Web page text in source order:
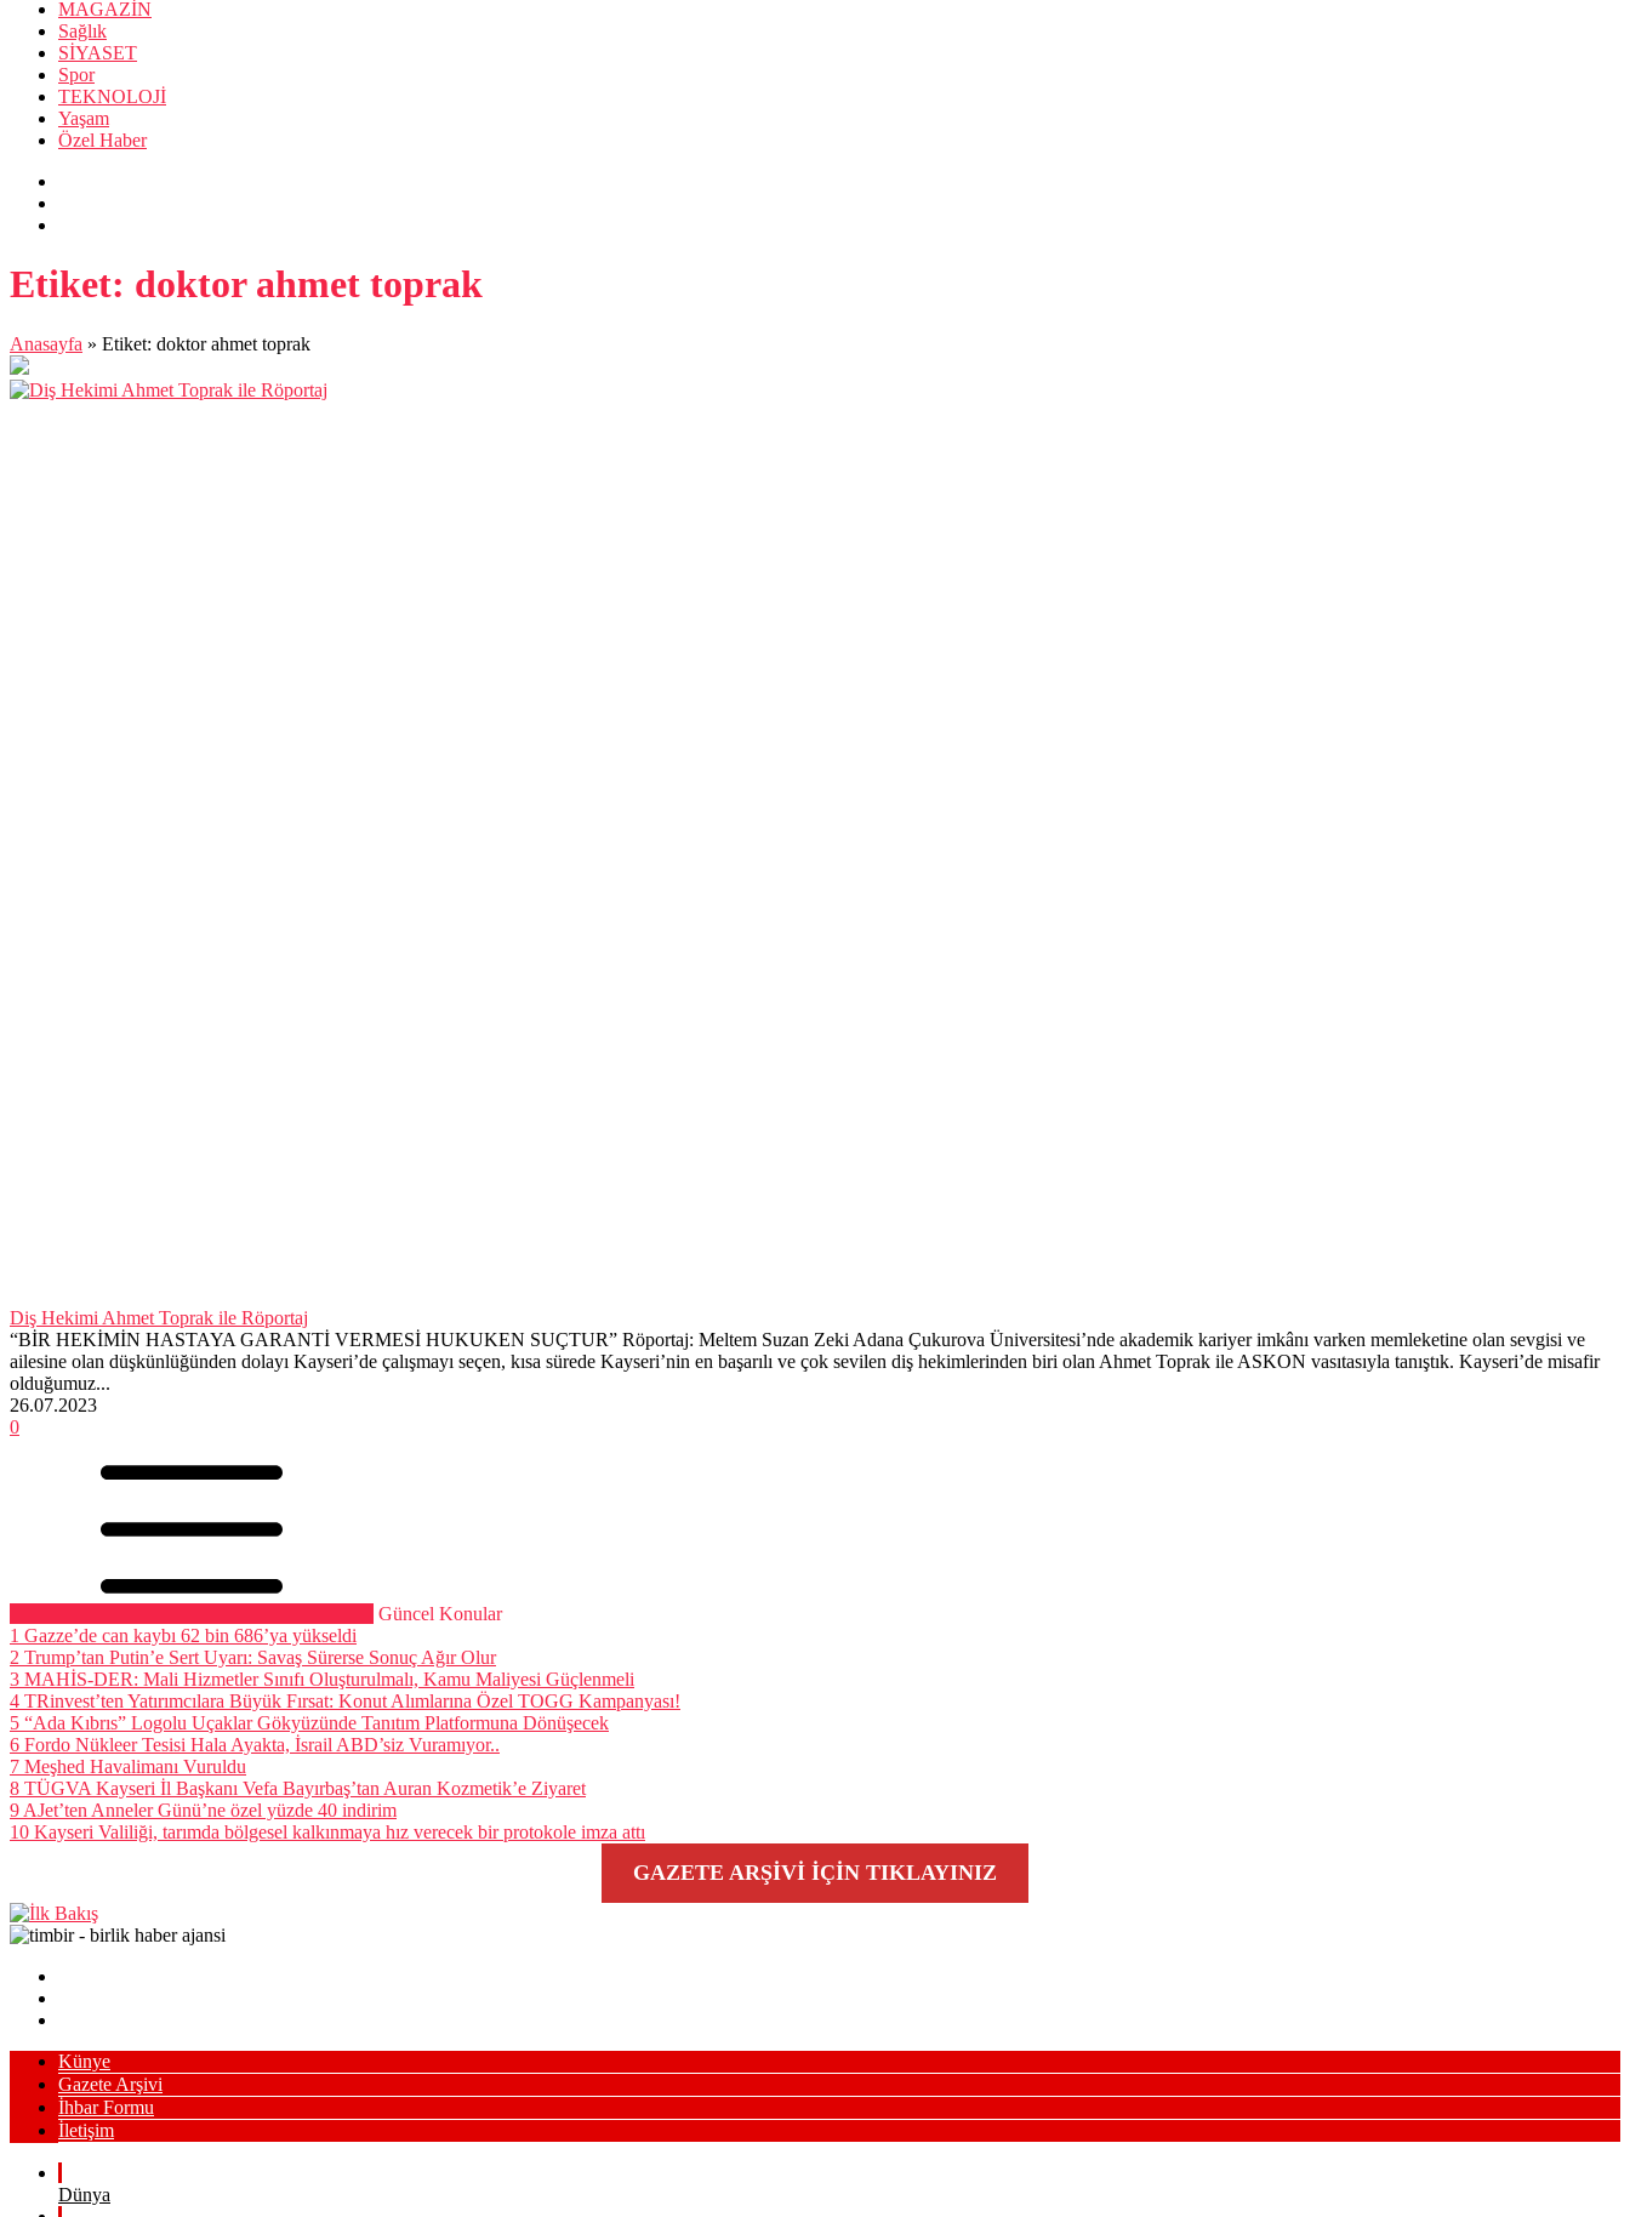
MAGAZİN
Sağlık
SİYASET
Spor
TEKNOLOJİ
Yaşam
Özel Haber
Etiket: doktor ahmet toprak
Anasayfa » Etiket: doktor ahmet toprak
Diş Hekimi Ahmet Toprak ile Röportaj
“BİR HEKİMİN HASTAYA GARANTİ VERMESİ HUKUKEN SUÇTUR” Röportaj: Meltem Suzan Zeki Adana Çukurova Üniversitesi’nde akademik kariyer imkânı varken memleketine olan sevgisi ve
ailesine olan düşkünlüğünden dolayı Kayseri’de çalışmayı seçen, kısa sürede Kayseri’nin en başarılı ve çok sevilen diş hekimlerinden biri olan Ahmet Toprak ile ASKON vasıtasıyla tanıştık. Kayseri’de misafir
olduğumuz...
26.07.2023
0
Güncel Konular
1 Gazze’de can kaybı 62 bin 686’ya yükseldi
2 Trump’tan Putin’e Sert Uyarı: Savaş Sürerse Sonuç Ağır Olur
3 MAHİS-DER: Mali Hizmetler Sınıfı Oluşturulmalı, Kamu Maliyesi Güçlenmeli
4 TRinvest’ten Yatırımcılara Büyük Fırsat: Konut Alımlarına Özel TOGG Kampanyası!
5 “Ada Kıbrıs” Logolu Uçaklar Gökyüzünde Tanıtım Platformuna Dönüşecek
6 Fordo Nükleer Tesisi Hala Ayakta, İsrail ABD’siz Vuramıyor..
7 Meşhed Havalimanı Vuruldu
8 TÜGVA Kayseri İl Başkanı Vefa Bayırbaş’tan Auran Kozmetik’e Ziyaret
9 AJet’ten Anneler Günü’ne özel yüzde 40 indirim
10 Kayseri Valiliği, tarımda bölgesel kalkınmaya hız verecek bir protokole imza attı
GAZETE ARŞİVİ İÇİN TIKLAYINIZ
Künye
Gazete Arşivi
İhbar Formu
İletişim
Dünya